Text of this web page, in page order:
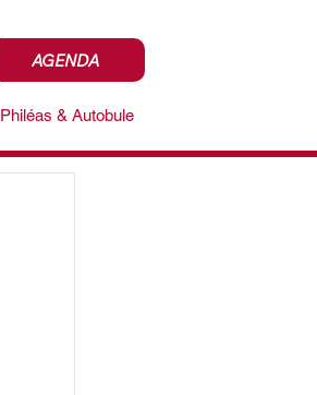
AGENDA
Philéas & Autobule